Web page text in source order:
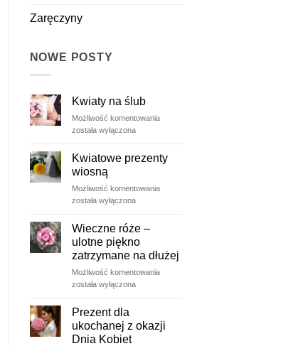
Zaręczyny
NOWE POSTY
Kwiaty na ślub
Możliwość komentowaniaKwiaty
została wyłączona
Kwiatowe prezenty
wiosną
Możliwość komentowaniaKwiatowe
została wyłączona
Wieczne róże –
ulotne piękno
zatrzymane na dłużej
Możliwość komentowaniaWieczne
piękno
zatrzymane
została wyłączona
Prezent dla
ukochanej z okazji
Dnia Kobiet